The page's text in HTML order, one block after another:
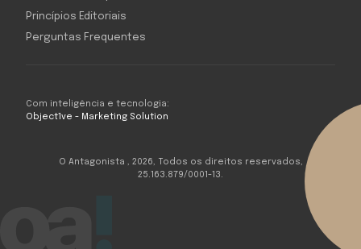
Com inteligência e tecnologia:
Object1ve - Marketing Solution
Princípios Editoriais
Perguntas Frequentes
O Antagonista , 2026, Todos os direitos reservados,
25.163.879/0001-13.